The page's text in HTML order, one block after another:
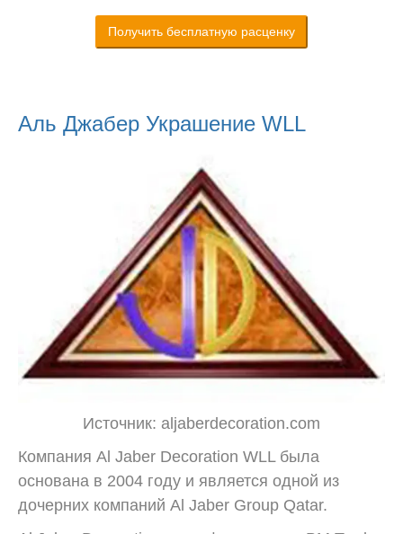
Получить бесплатную расценку
Аль Джабер Украшение WLL
Источник: aljaberdecoration.com
Компания Al Jaber Decoration WLL была
основана в 2004 году и является одной из
дочерних компаний Al Jaber Group Qatar.